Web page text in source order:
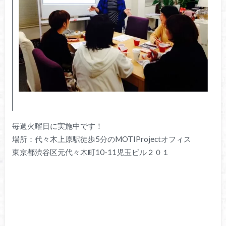
毎週火曜日に実施中です！
場所：代々木上原駅徒歩5分のMOTIProjectオフィス
東京都渋谷区元代々木町10-11児玉ビル２０１